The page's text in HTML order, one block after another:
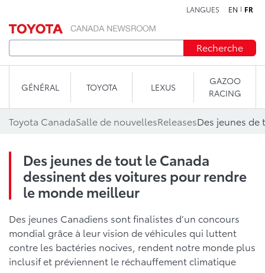
LANGUES EN FR
Recherche
GÉNÉRAL TOYOTA LEXUS
GAZOO
RACING
Toyota CanadaSalle de nouvellesReleases
Des jeunes de tout le Canada
dessinent des voitures pour rendre
le monde meilleur
Des jeunes Canadiens sont finalistes d’un concours
mondial grâce à leur vision de véhicules qui luttent
contre les bactéries nocives, rendent notre monde plus
inclusif et préviennent le réchauffement climatique